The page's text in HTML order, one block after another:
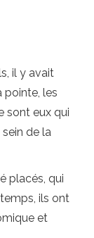
il y avait
pointe, les
sont eux qui
de la
placés, qui
ils ont
et